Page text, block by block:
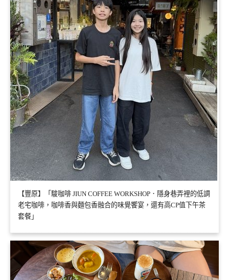
【豐原】「駿咖啡 JIUN COFFEE WORKSHOP．隱身巷弄裡的低調
老宅咖啡，咖啡香與麵包香融合的味覺饗宴，還有高CP值下午茶
套餐」